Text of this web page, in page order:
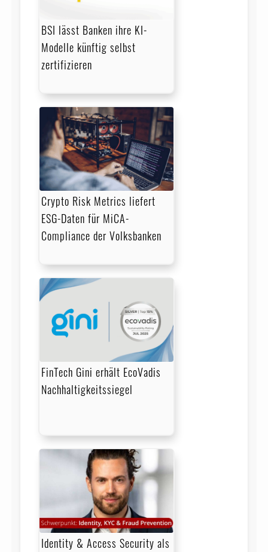
BSI lässt Banken ihre KI-
Modelle künftig selbst
zertifizieren
Crypto Risk Metrics liefert
ESG-Daten für MiCA-
Compliance der Volksbanken
FinTech Gini erhält EcoVadis
Nachhaltigkeitssiegel
Identity & Access Security als